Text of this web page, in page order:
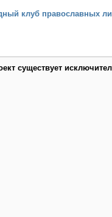
клуб православных
существует